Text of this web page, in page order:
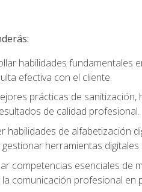
habilidades fundamentales
efectiva con el cliente.
prácticas de
de calidad profesional.
habilidades de alfabetización
gestionar herramientas
competencias esenciales de
la comunicación profesional en